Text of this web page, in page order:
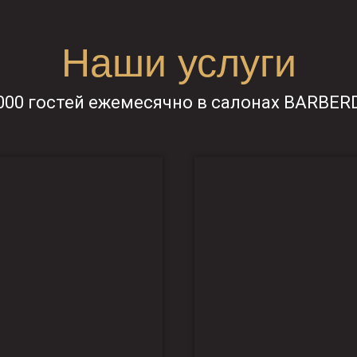
Наши услуги
гостей ежемесячно в салонах